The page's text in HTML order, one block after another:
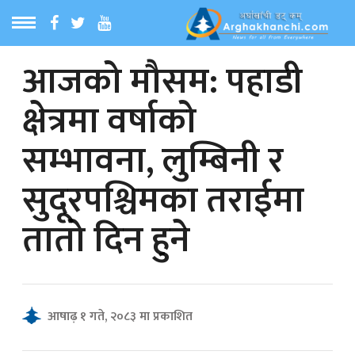
MENU
समाचार
समाचार
आजको मौसम: पहाडी
क्षेत्रमा वर्षाको
सम्भावना, लुम्बिनी र
सुदूरपश्चिमका तराईमा
तातो दिन हुने
आषाढ़ १ गते, २०८३ मा प्रकाशित